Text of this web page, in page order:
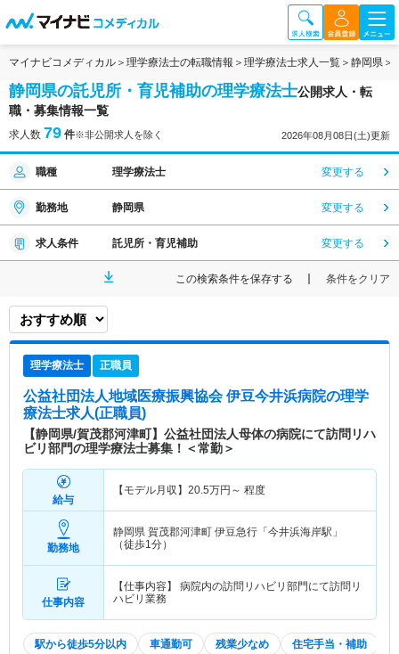
マイナビコメディカル 理学療法士の転職情報 理学療法士求人一覧 静岡県
静岡県の託児所・育児補助の理学療法士公開求人・転
職・募集情報一覧
求人数 79 件※非公開求人を除く 2026年08月08日(土)更新
職種 理学療法士 変更する
勤務地 静岡県 変更する
求人条件 託児所・育児補助 変更する
この検索条件を保存する 条件をクリア
理学療法士 正職員
公益社団法人地域医療振興協会 伊豆今井浜病院の理学
療法士求人(正職員)
【静岡県/賀茂郡河津町】公益社団法人母体の病院にて訪問リハ
ビリ部門の理学療法士募集！＜常勤＞
給与
【モデル月収】 20.5万円～ 程度
勤務地
静岡県 賀茂郡河津町 伊豆急行「今井浜海岸駅」
（徒歩1分）
仕事内容
【仕事内容】 病院内の訪問リハビリ部門にて訪問リ
ハビリ業務
駅から徒歩5分以内 車通勤可 残業少なめ 住宅手当・補助